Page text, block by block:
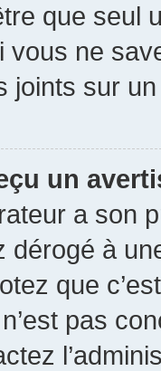
que seul
vous ne
joints sur
un
a son
dérogé à
que
pas